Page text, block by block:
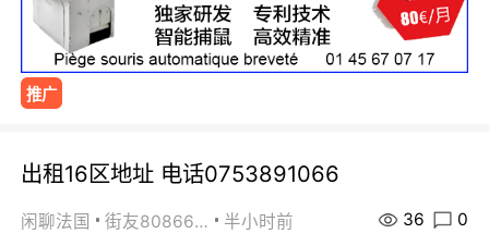
推广
出租16区地址 电话0753891066
闲聊法国 街友80866802 半小时前 36 0